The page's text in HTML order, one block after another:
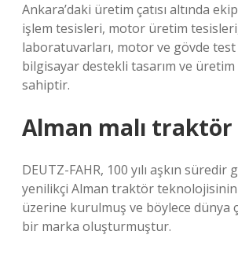
Ankara’daki üretim çatısı altında
işlem tesisleri, motor üretim
laboratuvarları, motor ve gövde test
bilgisayar destekli tasarım ve üretim
sahiptir.
Alman malı traktör
DEUTZ-FAHR, 100 yılı aşkın süredir
yenilikçi Alman traktör
üzerine kurulmuş ve böylece dünya
bir marka oluşturmuştur.